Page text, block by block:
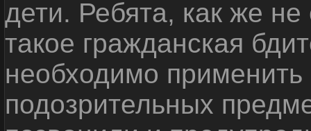
дети. Ребята, как же не
такое гражданская
необходимо
подозрительных